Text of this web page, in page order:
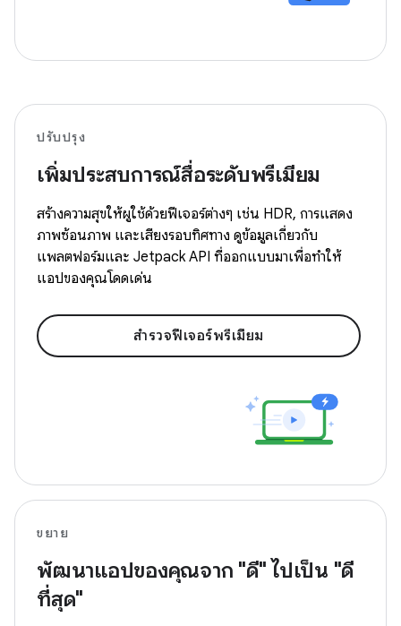
ปรับปรุง
เพิ่มประสบการณ์สื่อระดับพรีเมียม
สร้างความสุขให้ผู้ใช้ด้วยฟีเจอร์ต่างๆ เช่น HDR, การแสดง
ภาพซ้อนภาพ และเสียงรอบทิศทาง ดูข้อมูลเกี่ยวกับ
แพลตฟอร์มและ Jetpack API ที่ออกแบบมาเพื่อทำให้
แอปของคุณโดดเด่น
สำรวจฟีเจอร์พรีเมียม
ขยาย
พัฒนาแอปของคุณจาก "ดี" ไปเป็น "ดี
ที่สุด"